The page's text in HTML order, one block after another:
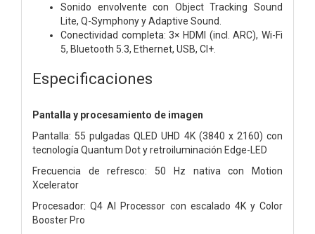
Sonido envolvente con Object Tracking Sound
Lite, Q-Symphony y Adaptive Sound.
Conectividad completa: 3× HDMI (incl. ARC), Wi-Fi
5, Bluetooth 5.3, Ethernet, USB, CI+.
Especificaciones
Pantalla y procesamiento de imagen
Pantalla: 55 pulgadas QLED UHD 4K (3840 x 2160) con
tecnología Quantum Dot y retroiluminación Edge-LED
Frecuencia de refresco: 50 Hz nativa con Motion
Xcelerator
Procesador: Q4 AI Processor con escalado 4K y Color
Booster Pro